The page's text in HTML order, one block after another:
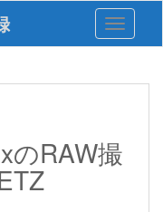
Toggle
のRAW撮